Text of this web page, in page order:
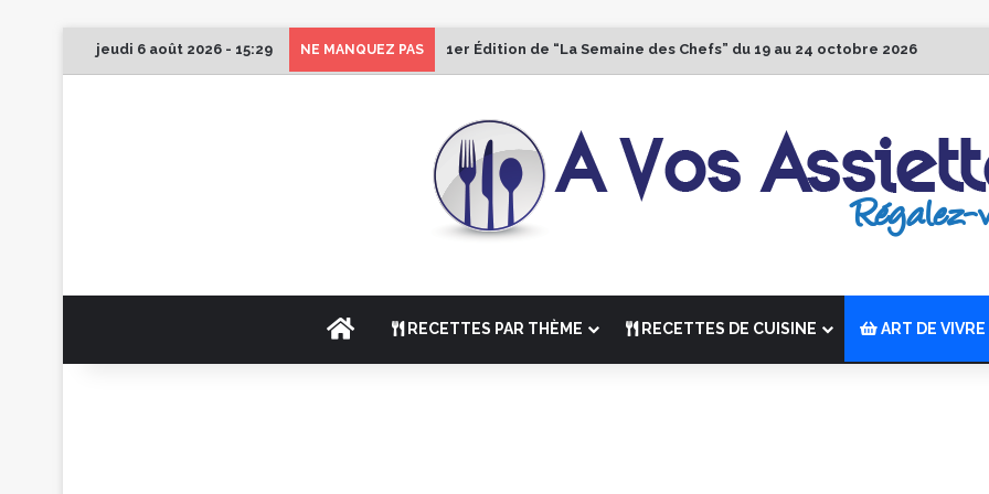
jeudi 6 août 2026 - 15:29 NE MANQUEZ PAS 1er Édition de “La Semaine des Chefs” du 19 au 24 octobre 2026
ACCUEILRECETTES PAR THÈME RECETTES DE CUISINE ART DE VIVRE